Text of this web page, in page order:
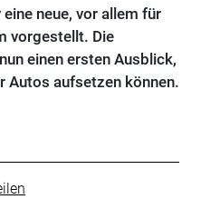
neue, vor allem für
vorgestellt. Die
einen ersten Ausblick,
Autos aufsetzen können.